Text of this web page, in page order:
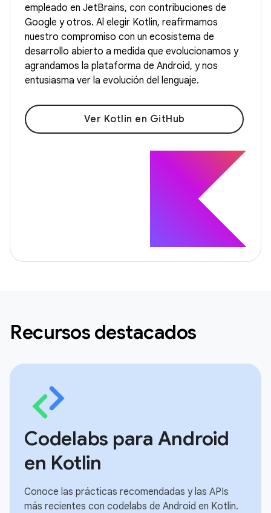
empleado en JetBrains, con contribuciones de
Google y otros. Al elegir Kotlin, reafirmamos
nuestro compromiso con un ecosistema de
desarrollo abierto a medida que evolucionamos y
agrandamos la plataforma de Android, y nos
entusiasma ver la evolución del lenguaje.
Ver Kotlin en GitHub
Recursos destacados
Codelabs para Android
en Kotlin
Conoce las prácticas recomendadas y las APIs
más recientes con codelabs de Android en Kotlin.